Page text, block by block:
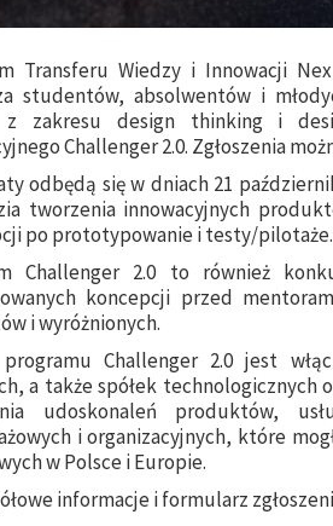
Transferu Wiedzy i Innowacji
studentów, absolwentów i
zakresu design thinking i
Challenger 2.0. Zgłoszenia
odbędą się w dniach 21
tworzenia innowacyjnych
po prototypowanie i testy/pilotaże.
Challenger 2.0 to również
koncepcji przed
i wyróżnionych.
Challenger 2.0 jest
a także spółek technologicznych
udoskonaleń produktów,
i organizacyjnych, które
w Polsce i Europie.
informacje i formularz